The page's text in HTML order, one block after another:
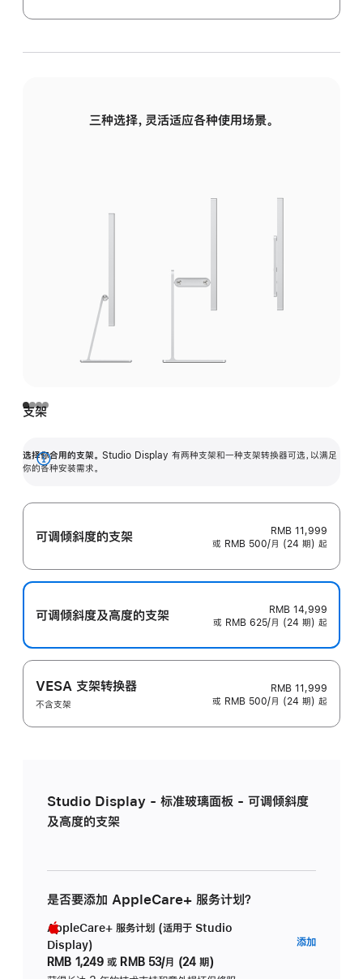
三种选择，灵活适应各种使用场景。
支架
选择你合用的支架。 Studio Display 有两种支架和一种支架转换器可选，以满足
你的各种安装需求。
展
可调倾斜度的支架
RMB 11,999
或 RMB 500/月 (24 期) 起
可调倾斜度及高‍度的支‍架
RMB 14,999
或 RMB 625/月 (24 期) 起
VESA 支架转换器
不含支架
RMB 11,999
或 RMB 500/月 (24 期) 起
Studio Display - 标准玻璃面板 - 可调倾斜度
及高度的支架
是否要添加 AppleCare+ 服务计划？
AppleCare+ 服务计划 (适用于 Studio
Display)
RMB 1,249 或 RMB 53/月 (24 期)
添加